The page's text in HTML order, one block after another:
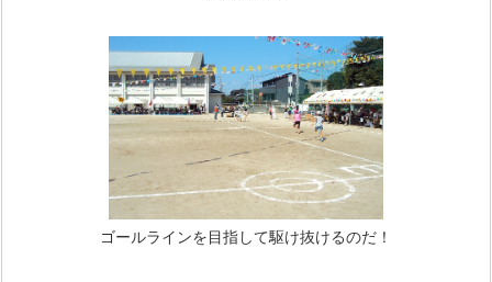
ゴールラインを目指して駆け抜けるのだ！